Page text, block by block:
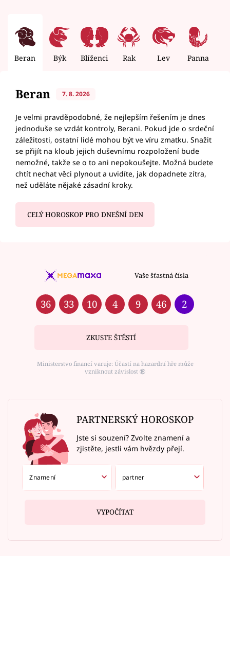
Beran Býk Blíženci Rak Lev Panna
Beran 7. 8. 2026
Je velmi pravděpodobné, že nejlepším řešením je dnes
jednoduše se vzdát kontroly, Berani. Pokud jde o srdeční
záležitosti, ostatní lidé mohou být ve víru zmatku. Snažit
se přijít na kloub jejich duševnímu rozpoložení bude
nemožné, takže se o to ani nepokoušejte. Možná budete
chtít nechat věci plynout a uvidíte, jak dopadnete zítra,
než uděláte nějaké zásadní kroky.
CELÝ HOROSKOP PRO DNEŠNÍ DEN
Vaše šťastná čísla
36 33 10 4 9 46 2
ZKUSTE ŠTĚSTÍ
Ministerstvo financí varuje: Účastí na hazardní hře může
vzniknout závislost ⑱
PARTNERSKÝ HOROSKOP
Jste si souzení? Zvolte znamení a
zjistěte, jestli vám hvězdy přejí.
VYPOČÍTAT